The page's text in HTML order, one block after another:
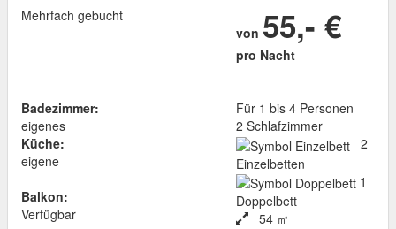
Mehrfach gebucht
von 55,- €
pro Nacht
Badezimmer:
eigenes
Küche:
eigene
Balkon:
Verfügbar
Für 1 bis 4 Personen
2 Schlafzimmer
2
Einzelbetten
1
Doppelbett
54 ㎡